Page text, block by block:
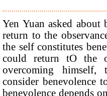
Yen Yuan asked about
return to the
the self constitutes
could return tO the
overcoming
consider benevolence
benevolence depends